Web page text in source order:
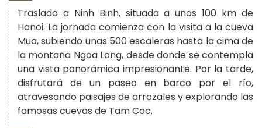
Traslado a Ninh Binh, situada a unos 100 km de
Hanoi. La jornada comienza con la visita a la cueva
Mua, subiendo unas 500 escaleras hasta la cima de
la montaña Ngoa Long, desde donde se contempla
una vista panorámica impresionante. Por la tarde,
disfrutará de un paseo en barco por el río,
atravesando paisajes de arrozales y explorando las
famosas cuevas de Tam Coc.